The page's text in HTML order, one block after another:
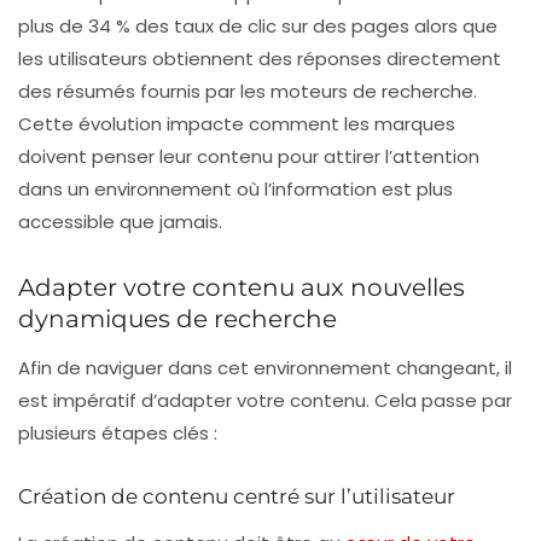
plus de 34 % des taux de clic sur des pages alors que
les utilisateurs obtiennent des réponses directement
des résumés fournis par les moteurs de recherche.
Cette évolution impacte comment les marques
doivent penser leur contenu pour attirer l’attention
dans un environnement où l’information est plus
accessible que jamais.
Adapter votre contenu aux nouvelles
dynamiques de recherche
Afin de naviguer dans cet environnement changeant, il
est impératif d’adapter votre contenu. Cela passe par
plusieurs étapes clés :
Création de contenu centré sur l’utilisateur